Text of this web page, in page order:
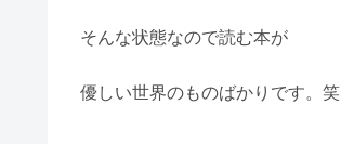
そんな状態なので読む本が
優しい世界のものばかりです。笑